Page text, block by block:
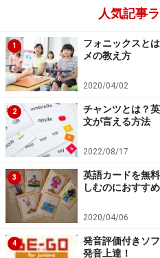
人気記事
1
フォニックスと
メの教え方
2020/04/02
2
チャンツとは？
文が言える方法
2022/08/17
3
英語カードを無
しむのにおすすめ
2020/04/06
4
発音評価付きソ
発音上達！